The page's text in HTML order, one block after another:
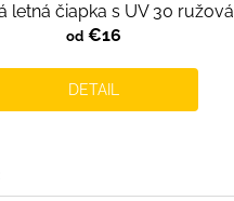
letná čiapka s UV 30 ružová
od€16
DETAIL